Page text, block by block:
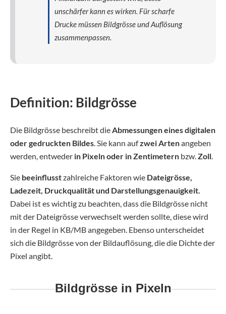
unschärfer kann es wirken. Für scharfe
Drucke müssen Bildgrösse und Auflösung
zusammenpassen.
Definition: Bildgrösse
Die Bildgrösse beschreibt dieAbmessungen eines digitalen
oder gedruckten Bildes. Sie kann aufzwei Artenangeben
werden, entweder in Pixelnoder in Zentimetern bzw.Zoll.
Sie beeinflusstzahlreiche Faktoren wie Dateigrösse,
Ladezeit, Druckqualität und Darstellungsgenauigkeit.
Dabei ist es wichtig zu beachten, dass die Bildgrösse nicht
mit der Dateigrösse verwechselt werden sollte, diese wird
in der Regel in KB/MB angegeben. Ebenso unterscheidet
sich die Bildgrösse von der Bildauflösung, die die Dichte der
Pixel angibt.
Bildgrösse in Pixeln